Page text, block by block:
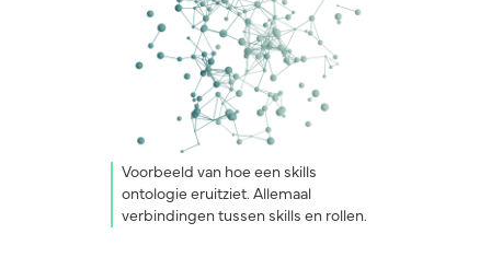
Voorbeeld van hoe een skills
ontologie eruitziet. Allemaal
verbindingen tussen skills en rollen.